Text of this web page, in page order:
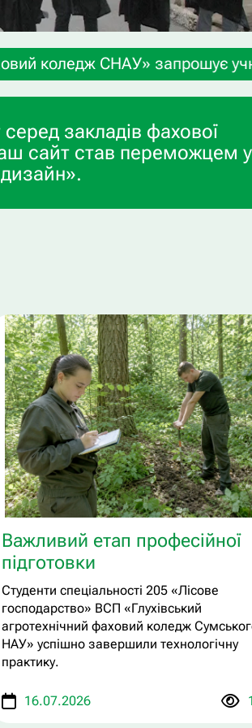
учнів 9-х та 11-х
закладів фахової
сайт став переможцем у
Важливий етап професійної
підготовки
Студенти спеціальності 205 «Лісове
господарство» ВСП «Глухівський
агротехнічний фаховий коледж
НАУ» успішно завершили технологічну
практику.
16.07.2026